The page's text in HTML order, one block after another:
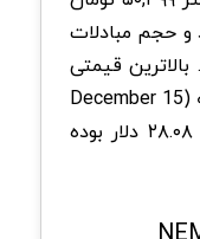
و حجم مبادلات
است. بالاترین قیمتی
که نم تجربه کرده است، مربوط به (15 December
2021) می‌باشد که مبلغی معادل ۲۸.۰۸ دلار بوده